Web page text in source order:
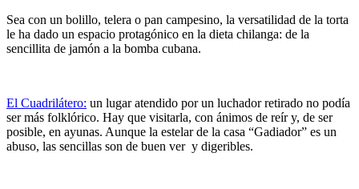
Sea con un bolillo, telera o pan campesino, la versatilidad de la torta
le ha dado un espacio protagónico en la dieta chilanga: de la
sencillita de jamón a la bomba cubana.
El Cuadrilátero: un lugar atendido por un luchador retirado no podía
ser más folklórico. Hay que visitarla, con ánimos de reír y, de ser
posible, en ayunas. Aunque la estelar de la casa “Gadiador” es un
abuso, las sencillas son de buen ver y digeribles.